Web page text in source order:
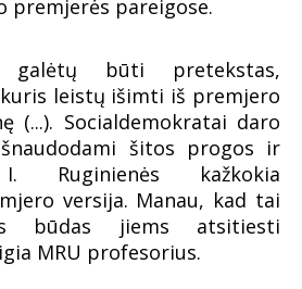
premjerės pareigose.
galėtų būti pretekstas,
leistų išimti iš premjero
(...). Socialdemokratai daro
šitos progos ir
I. Ruginienės kažkokia
versija. Manau, kad tai
būdas jiems atsitiesti
MRU profesorius.